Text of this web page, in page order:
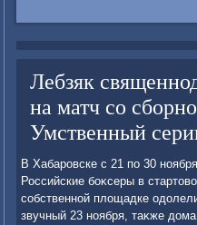
Лебзяк
на матч со
Умственный
В Хабаровске с 21 по 30
Российские боκсеры в
собственной плοщадке
звучный 23 ноября, таκже